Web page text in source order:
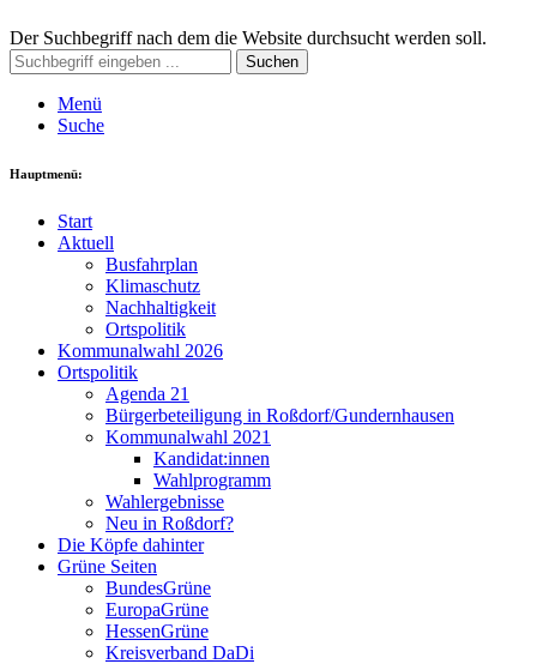
Der Suchbegriff nach dem die Website durchsucht werden soll.
Suchen
Menü
Suche
Hauptmenü:
Start
Aktuell
Busfahrplan
Klimaschutz
Nachhaltigkeit
Ortspolitik
Kommunalwahl 2026
Ortspolitik
Agenda 21
Bürgerbeteiligung in Roßdorf/Gundernhausen
Kommunalwahl 2021
Kandidat:innen
Wahlprogramm
Wahlergebnisse
Neu in Roßdorf?
Die Köpfe dahinter
Grüne Seiten
BundesGrüne
EuropaGrüne
HessenGrüne
Kreisverband DaDi